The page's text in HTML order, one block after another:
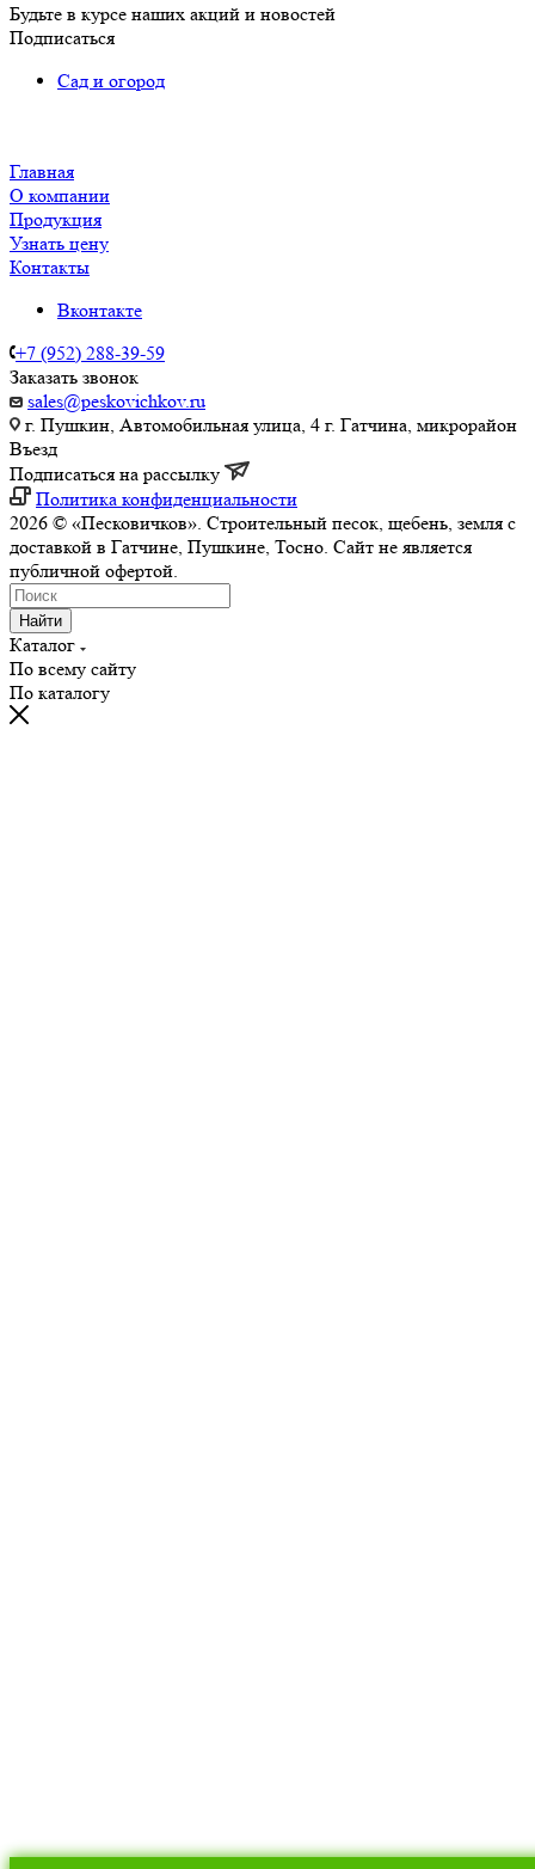
Будьте в курсе наших акций и новостей
Подписаться
Сад и огород
Главная
О компании
Продукция
Узнать цену
Контакты
Вконтакте
+7 (952) 288-39-59
Заказать звонок
sales@peskovichkov.ru
г. Пушкин, Автомобильная улица, 4 г. Гатчина, микрорайон
Въезд
Подписаться на рассылку
Политика конфиденциальности
2026 © «Песковичков». Строительный песок, щебень, земля с
доставкой в Гатчине, Пушкине, Тосно. Сайт не является
публичной офертой.
Найти
Каталог
По всему сайту
По каталогу